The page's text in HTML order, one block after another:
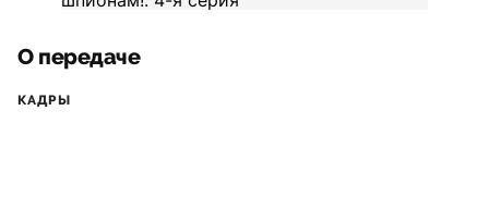
О передаче
КАДРЫ